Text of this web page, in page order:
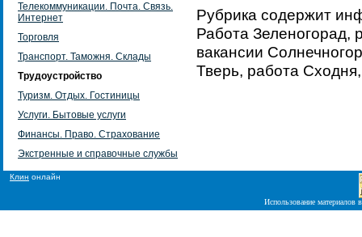
Телекоммуникации. Почта. Связь.
Интернет
Торговля
Транспорт. Таможня. Склады
Трудоустройство
Туризм. Отдых. Гостиницы
Услуги. Бытовые услуги
Финансы. Право. Страхование
Экстренные и справочные службы
Рубрика содержит
Работа Зеленогорад,
вакансии
Тверь, работа
Клин онлайн
Использование материалов